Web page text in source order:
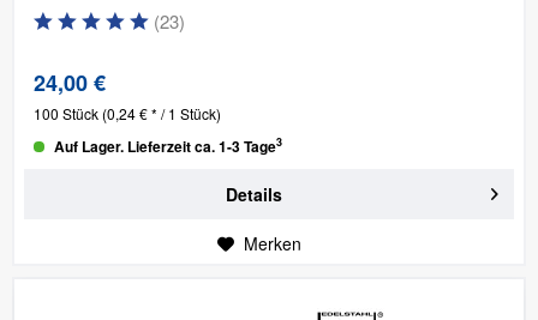
(23)
24,00 €
100 Stück (0,24 € * / 1 Stück)
Auf Lager. Lieferzeit ca. 1-3 Tage3
Details
Merken